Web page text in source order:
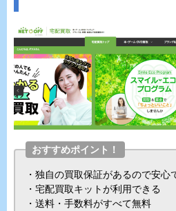
おすすめポイント！
・独自の買取保証があるので安心
・宅配買取キットが利用できる
・送料・手数料がすべて無料